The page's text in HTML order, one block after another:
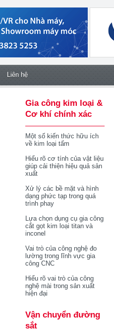
Liên hệ
Gia công kim loại &
Cơ khí chính xác
Một số kiến thức hữu ích
về kim loại tấm
Hiểu rõ cơ tính của vật liệu
giúp cải thiện hiệu quả sản
xuất
Xử lý các bề mặt và hình
dạng phức tạp trong quá
trình phay
Lựa chọn dụng cụ gia công
cắt gọt kim loại titan và
inconel
Vai trò của công nghệ đo
lường trong lĩnh vực gia
công CNC
Hiểu rõ vai trò của công
nghệ mài trong sản xuất
hiện đại
Vận chuyển đường
sắt